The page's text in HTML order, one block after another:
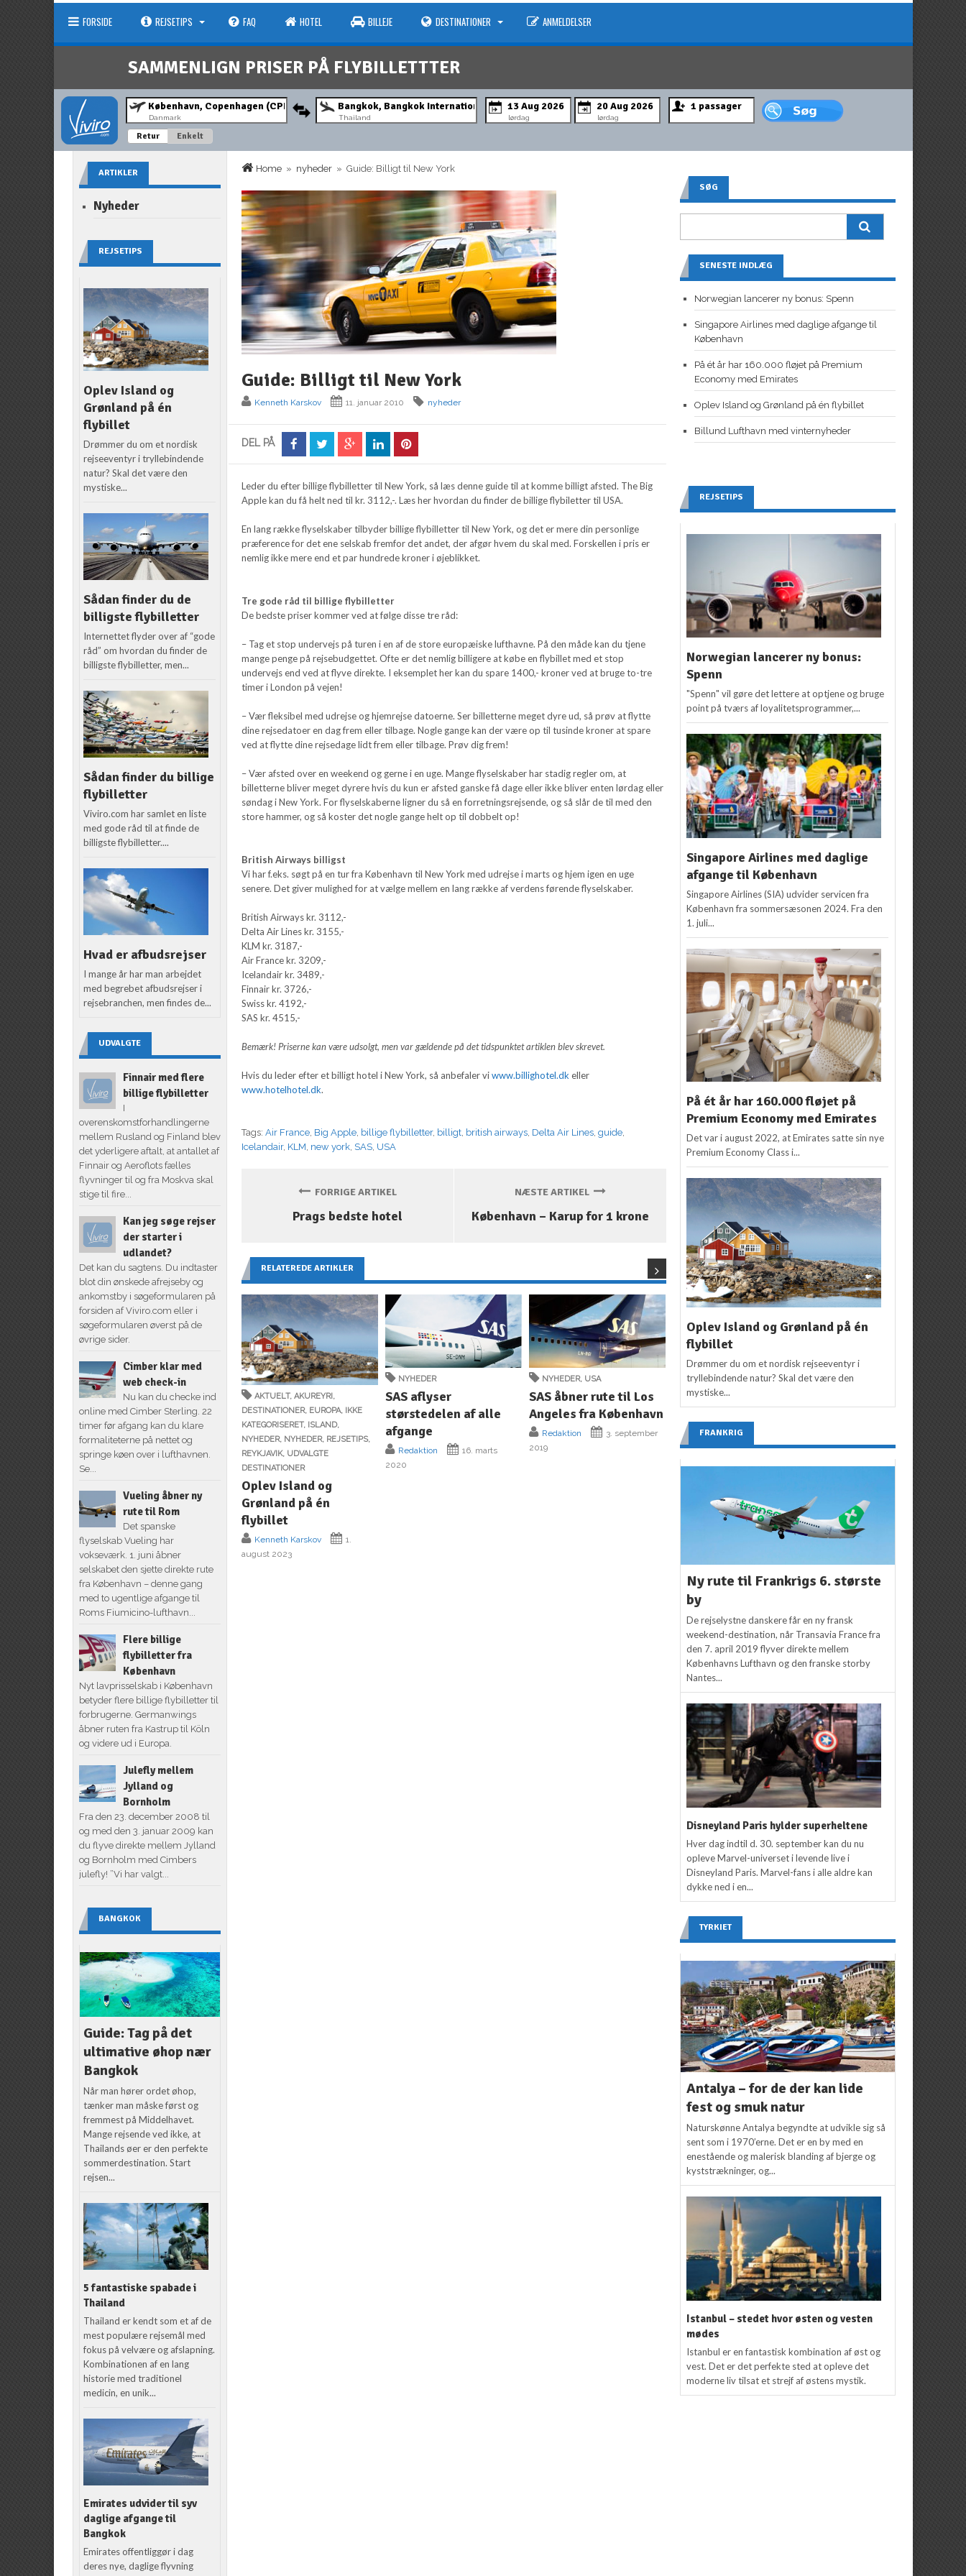
FORSIDE REJSETIPS FAQ HOTEL BILLEJE DESTINATIONER ANMELDELSER
SAMMENLIGN PRISER PÅ FLYBILLETTTER
Danmark Thailand lørdag lørdag
Retur Enkelt
Home » nyheder » Guide: Billigt til New York
Guide: Billigt til New York
Kenneth Karskov 11. januar 2010 nyheder
DEL PÅ
Leder du efter billige flybilletter til New York, så læs denne guide til at komme billigt afsted. The Big
Apple kan du få helt ned til kr. 3112,-. Læs her hvordan du finder de billige flybiletter til USA.
En lang række flyselskaber tilbyder billige flybilletter til New York, og det er mere din personlige
præference for det ene selskab fremfor det andet, der afgør hvem du skal med. Forskellen i pris er
nemlig ikke mere end et par hundrede kroner i øjeblikket.
Tre gode råd til billige flybilletter
De bedste priser kommer ved at følge disse tre råd:
– Tag et stop undervejs på turen i en af de store europæiske lufthavne. På den måde kan du tjene
mange penge på rejsebudgettet. Ofte er det nemlig billigere at købe en flybillet med et stop
undervejs end ved at flyve direkte. I eksemplet her kan du spare 1400,- kroner ved at bruge to-tre
timer i London på vejen!
– Vær fleksibel med udrejse og hjemrejse datoerne. Ser billetterne meget dyre ud, så prøv at flytte
dine rejsedatoer en dag frem eller tilbage. Nogle gange kan der være op til tusinde kroner at spare
ved at flytte dine rejsedage lidt frem eller tilbage. Prøv dig frem!
– Vær afsted over en weekend og gerne i en uge. Mange flyselskaber har stadig regler om, at
billetterne bliver meget dyrere hvis du kun er afsted ganske få dage eller ikke bliver enten lørdag eller
søndag i New York. For flyselskaberne ligner du så en forretningsrejsende, og så slår de til med den
store hammer, og så koster det nogle gange helt op til dobbelt op!
British Airways billigst
Vi har f.eks. søgt på en tur fra København til New York med udrejse i marts og hjem igen en uge
senere. Det giver mulighed for at vælge mellem en lang række af verdens førende flyselskaber.
British Airways kr. 3112,-
Delta Air Lines kr. 3155,-
KLM kr. 3187,-
Air France kr. 3209,-
Icelandair kr. 3489,-
Finnair kr. 3726,-
Swiss kr. 4192,-
SAS kr. 4515,-
Bemærk! Priserne kan være udsolgt, men var gældende på det tidspunktet artiklen blev skrevet.
Hvis du leder efter et billigt hotel i New York, så anbefaler viwww.billighotel.dk eller
www.hotelhotel.dk.
Tags:Air France Big Apple billige flybilletter, billigt british airways Delta Air Lines ,guide
Icelandair, KLM new york SAS USA
FORRIGE ARTIKEL
Prags bedste hotel
NÆSTE ARTIKEL
København – Karup for 1 krone
RELATEREDE ARTIKLER
AKTUELT,AKUREYRI ,
DESTINATIONER, EUROPA,
IKKE
KATEGORISERET, ISLAND,
NYHEDER, NYHEDER, REJSETIPS,
REYKJAVIK, UDVALGTE
DESTINATIONER
Oplev Island og
Grønland på én
flybillet
Kenneth Karskov
1.
august 2023
NYHEDER
SAS aflyser
størstedelen af alle
afgange
Redaktion
16. marts
2020
NYHEDER, USA
SAS åbner rute til Los
Angeles fra København
Redaktion
3. september
2019
NYHEDER
Danskerne er (næsten)
flyvning er skidt for
miljøet
Redaktion 12. april 2019
NYHEDER
ARTIKLER
Nyheder
REJSETIPS
Oplev Island og
Grønland på én
flybillet
Drømmer du om et nordisk
rejseeventyr i tryllebindende
natur? Skal det være den
mystiske...
Sådan finder du de
billigste flybilletter
Internettet flyder over af “gode
råd” om hvordan du finder de
billigste flybilletter, men...
Sådan finder du billige
flybilletter
Viviro.com har samlet en liste
med gode råd til at finde de
billigste flybilletter....
Hvad er afbudsrejser
I mange år har man arbejdet
med begrebet afbudsrejser i
rejsebranchen, men findes de...
UDVALGTE
Finnair med flere
billige flybilletter
I
overenskomstforhandlingerne
mellem Rusland og Finland blev
det yderligere aftalt, at antallet af
Finnair og Aeroflots fælles
flyvninger til og fra Moskva skal
stige til fire...
Kan jeg søge rejser
der starter i
udlandet?
Det kan du sagtens. Du indtaster
blot din ønskede afrejseby og
ankomstby i søgeformularen på
forsiden af Viviro.com eller i
søgeformularen øverst på de
øvrige sider.
Cimber klar med
web check-in
Nu kan du checke ind
online med Cimber Sterling. 22
timer før afgang kan du klare
formaliteterne på nettet og
springe køen over i lufthavnen.
Se...
Vueling åbner ny
rute til Rom
Det spanske
flyselskab Vueling har
vokseværk. 1. juni åbner
selskabet den sjette direkte rute
fra København – denne gang
med to ugentlige afgange til
Roms Fiumicino-lufthavn...
Flere billige
flybilletter fra
København
Nyt lavprisselskab i København
betyder flere billige flybilletter til
forbrugerne. Germanwings
åbner ruten fra Kastrup til Köln
og videre ud i Europa.
Julefly mellem
Jylland og
Bornholm
Fra den 23. december 2008 til
og med den 3. januar 2009 kan
du flyve direkte mellem Jylland
og Bornholm med Cimbers
julefly! ”Vi har valgt...
BANGKOK
Guide: Tag på det
ultimative øhop nær
Bangkok
Når man hører ordet øhop,
tænker man måske først og
fremmest på Middelhavet.
Mange rejsende ved ikke, at
Thailands øer er den perfekte
sommerdestination. Start
rejsen...
5 fantastiske spabade i
Thailand
Thailand er kendt som et af de
mest populære rejsemål med
fokus på velvære og afslapning.
Kombinationen af en lang
historie med traditionel
medicin, en unik...
Emirates udvider til syv
daglige afgange til
Bangkok
Emirates offentliggør i dag
deres nye, daglige flyvning
SØG
SENESTE INDLÆG
Norwegian lancerer ny bonus: Spenn
Singapore Airlines med daglige afgange til
København
På ét år har 160.000 fløjet på Premium
Economy med Emirates
Oplev Island og Grønland på én flybillet
Billund Lufthavn med vinternyheder
REJSETIPS
Norwegian lancerer ny bonus:
Spenn
"Spenn" vil gøre det lettere at optjene og bruge
point på tværs af loyalitetsprogrammer,...
Singapore Airlines med daglige
afgange til København
Singapore Airlines (SIA) udvider servicen fra
København fra sommersæsonen 2024. Fra den
1. juli...
På ét år har 160.000 fløjet på
Premium Economy med Emirates
Det var i august 2022, at Emirates satte sin nye
Premium Economy Class i...
Oplev Island og Grønland på én
flybillet
Drømmer du om et nordisk rejseeventyr i
tryllebindende natur? Skal det være den
mystiske...
FRANKRIG
Ny rute til Frankrigs 6. største
by
De rejselystne danskere får en ny fransk
weekend-destination, når Transavia France fra
den 7. april 2019 flyver direkte mellem
Københavns Lufthavn og den franske storby
Nantes...
Disneyland Paris hylder superheltene
Hver dag indtil d. 30. september kan du nu
opleve Marvel-universet i levende live i
Disneyland Paris. Marvel-fans i alle aldre kan
dykke ned i en...
TYRKIET
Antalya – for de der kan lide
fest og smuk natur
Naturskønne Antalya begyndte at udvikle sig så
sent som i 1970’erne. Det er en by med en
enestående og malerisk blanding af bjerge og
kyststrækninger, og...
Istanbul – stedet hvor østen og vesten
mødes
Istanbul er en fantastisk kombination af øst og
vest. Det er det perfekte sted at opleve det
moderne liv tilsat et strejf af østens mystik.